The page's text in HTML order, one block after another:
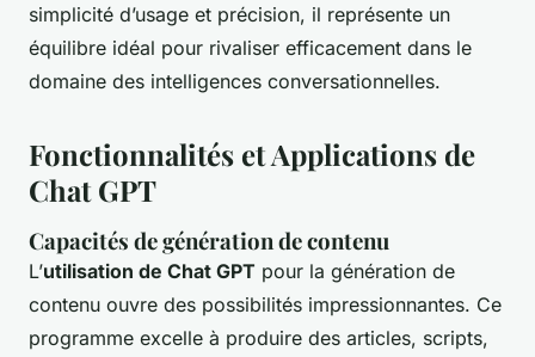
simplicité d’usage et précision, il représente un
équilibre idéal pour rivaliser efficacement dans le
domaine des intelligences conversationnelles.
Fonctionnalités et Applications de
Chat GPT
Capacités de génération de contenu
L’utilisation de Chat GPT pour la génération de
contenu ouvre des possibilités impressionnantes. Ce
programme excelle à produire des articles, scripts,